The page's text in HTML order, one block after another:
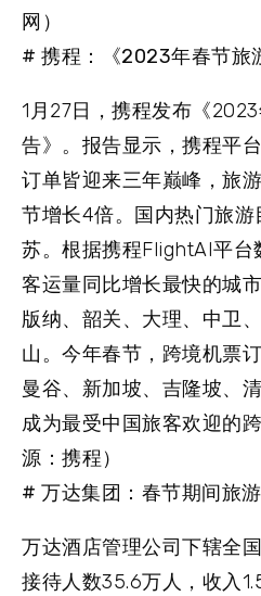
网）
# 携程：《2023年春节旅
1月27日，携程发布《
告》。报告显示，携程平
订单皆迎来三年巅峰，旅
节增长4倍。国内热门旅
苏。根据携程FlightAI平台
客运量同比增长最快的城
版纳、韶关、大理、中卫
山。今年春节，跨境机票
曼谷、新加坡、吉隆坡、
成为最受中国旅客欢迎的
源：携程）
# 万达集团：春节期间旅
万达酒店管理公司下辖全
接待人数35.6万人，收入